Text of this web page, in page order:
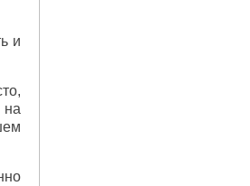
и
на